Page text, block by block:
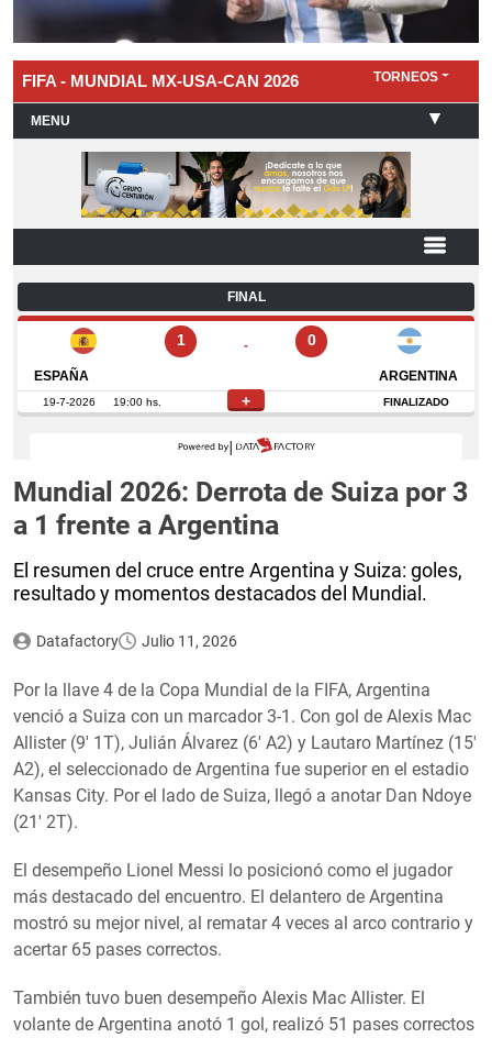
Mundial 2026: Derrota de Suiza por 3
a 1 frente a Argentina
El resumen del cruce entre Argentina y Suiza: goles,
resultado y momentos destacados del Mundial.
Datafactory Julio 11, 2026
Por la llave 4 de la Copa Mundial de la FIFA, Argentina
venció a Suiza con un marcador 3-1. Con gol de Alexis Mac
Allister (9′ 1T), Julián Álvarez (6′ A2) y Lautaro Martínez (15′
A2), el seleccionado de Argentina fue superior en el estadio
Kansas City. Por el lado de Suiza, llegó a anotar Dan Ndoye
(21′ 2T).
El desempeño Lionel Messi lo posicionó como el jugador
más destacado del encuentro. El delantero de Argentina
mostró su mejor nivel, al rematar 4 veces al arco contrario y
acertar 65 pases correctos.
También tuvo buen desempeño Alexis Mac Allister. El
volante de Argentina anotó 1 gol, realizó 51 pases correctos